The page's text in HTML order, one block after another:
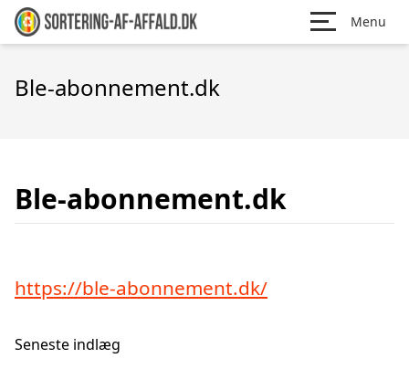
Menu
Ble-abonnement.dk
Ble-abonnement.dk
https://ble-abonnement.dk/
Seneste indlæg